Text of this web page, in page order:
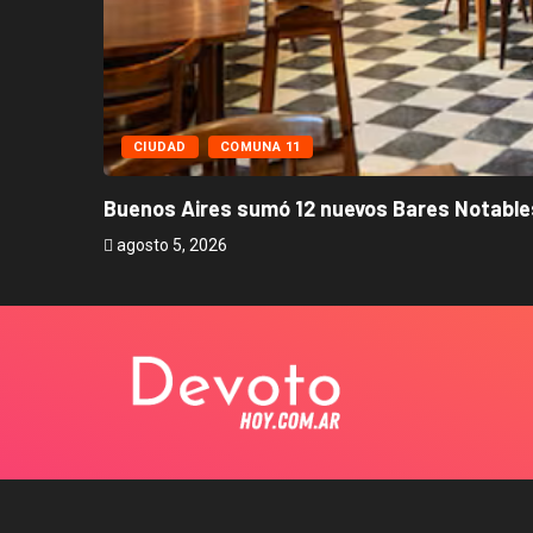
CIUDAD COMUNA 11
Buenos Aires sumó 12 nuevos Bares
agosto 5, 2026